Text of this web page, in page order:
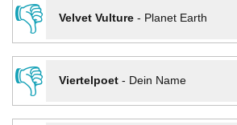
👎
Velvet Vulture- Planet Earth
👎
Viertelpoet- Dein Name